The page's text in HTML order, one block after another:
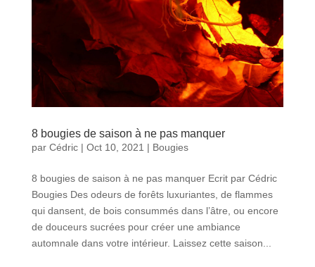
8 bougies de saison à ne pas manquer
par Cédric| Oct 10, 2021 | Bougies
8 bougies de saison à ne pas manquer Ecrit par Cédric
Bougies Des odeurs de forêts luxuriantes, de flammes
qui dansent, de bois consummés dans l’âtre, ou encore
de douceurs sucrées pour créer une ambiance
automnale dans votre intérieur. Laissez cette saison...